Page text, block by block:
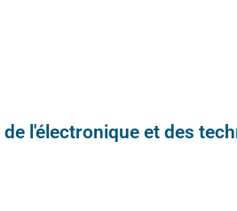
l'électronique et des